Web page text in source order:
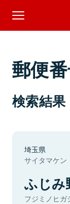
郵便
検索結果
埼玉県
サイタマケン
ふじみ
フジミノヒガ